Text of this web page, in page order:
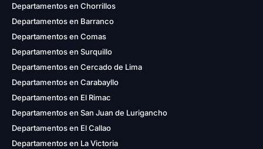
Departamentos en Chorrillos
Departamentos en Barranco
Departamentos en Comas
Departamentos en Surquillo
Departamentos en Cercado de Lima
Departamentos en Carabayllo
Departamentos en El Rimac
Departamentos en San Juan de Lurigancho
Departamentos en El Callao
Departamentos en La Victoria